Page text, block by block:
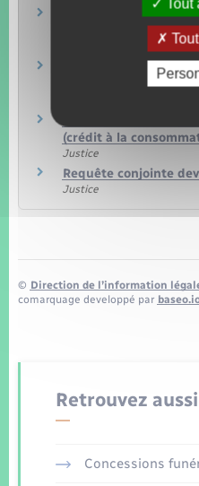
Déroulement d'un
tribunal judiciaire
Saisir le tribunal de
Saisir le juge des
(crédit à la
Justice
Requête conjointe
Justice
© Direction de l’information
comarquage developpé par
Retrouvez aussi
Concessions
Tout